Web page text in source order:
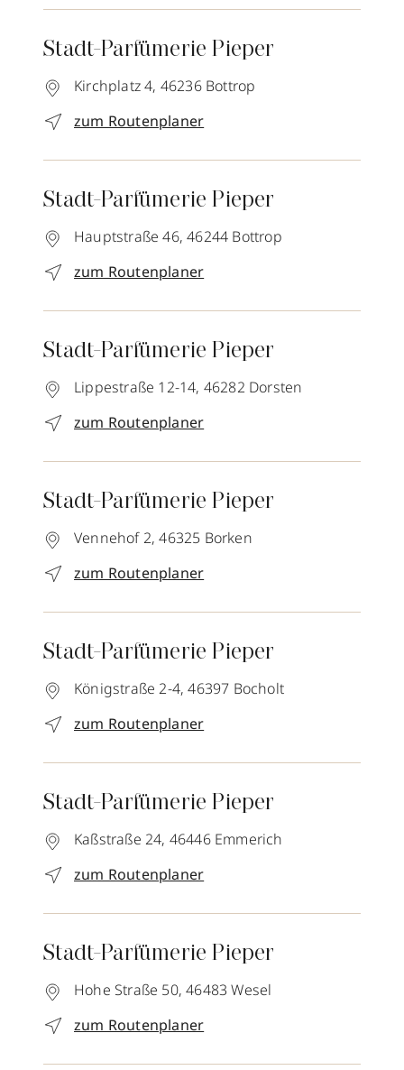
Stadt-Parfümerie Pieper
Kirchplatz 4, 46236 Bottrop
zum Routenplaner
Stadt-Parfümerie Pieper
Hauptstraße 46, 46244 Bottrop
zum Routenplaner
Stadt-Parfümerie Pieper
Lippestraße 12-14, 46282 Dorsten
zum Routenplaner
Stadt-Parfümerie Pieper
Vennehof 2, 46325 Borken
zum Routenplaner
Stadt-Parfümerie Pieper
Königstraße 2-4, 46397 Bocholt
zum Routenplaner
Stadt-Parfümerie Pieper
Kaßstraße 24, 46446 Emmerich
zum Routenplaner
Stadt-Parfümerie Pieper
Hohe Straße 50, 46483 Wesel
zum Routenplaner